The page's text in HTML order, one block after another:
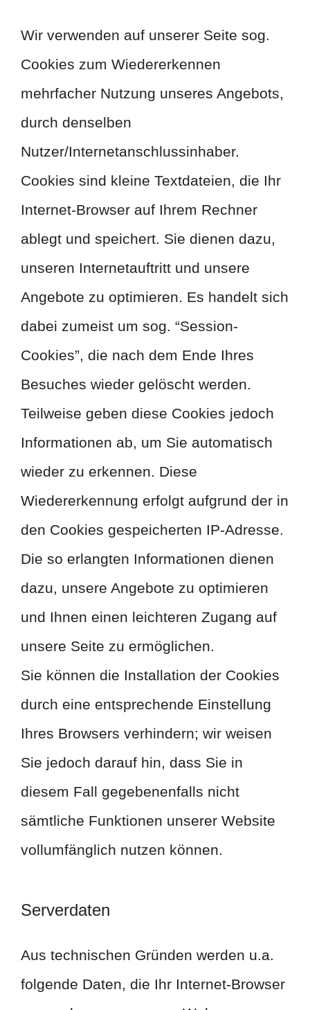
Wir verwenden auf unserer Seite sog.
Cookies zum Wiedererkennen
mehrfacher Nutzung unseres Angebots,
durch denselben
Nutzer/Internetanschlussinhaber.
Cookies sind kleine Textdateien, die Ihr
Internet-Browser auf Ihrem Rechner
ablegt und speichert. Sie dienen dazu,
unseren Internetauftritt und unsere
Angebote zu optimieren. Es handelt sich
dabei zumeist um sog. “Session-
Cookies”, die nach dem Ende Ihres
Besuches wieder gelöscht werden.
Teilweise geben diese Cookies jedoch
Informationen ab, um Sie automatisch
wieder zu erkennen. Diese
Wiedererkennung erfolgt aufgrund der in
den Cookies gespeicherten IP-Adresse.
Die so erlangten Informationen dienen
dazu, unsere Angebote zu optimieren
und Ihnen einen leichteren Zugang auf
unsere Seite zu ermöglichen.
Sie können die Installation der Cookies
durch eine entsprechende Einstellung
Ihres Browsers verhindern; wir weisen
Sie jedoch darauf hin, dass Sie in
diesem Fall gegebenenfalls nicht
sämtliche Funktionen unserer Website
vollumfänglich nutzen können.
Serverdaten
Aus technischen Gründen werden u.a.
folgende Daten, die Ihr Internet-Browser